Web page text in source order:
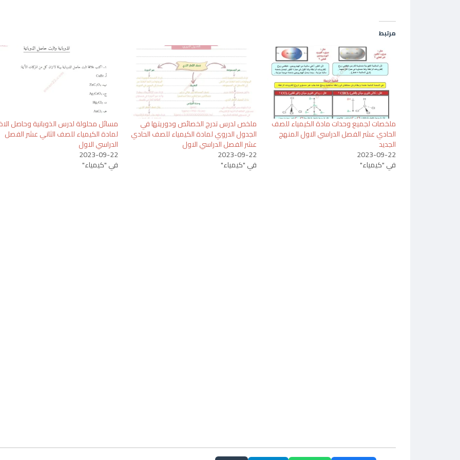
مرتبط
ملخصات لجميع وحدات مادة الكيمياء للصف
الحادي عشر الفصل الدراسي الاول المنهج
الجديد
2023-09-22
في "كيمياء"
ملخص لدرس تدرج الخصائص ودوريتها في
الجدول الدروي لمادة الكيمياء للصف الحادي
عشر الفصل الدراسي الاول
2023-09-22
في "كيمياء"
مسائل محلولة لدرس الذوبانية وحاصل
لمادة الكيمياء للصف الثاني عشر الفصل
الدراسي الاول
2023-09-22
في "كيمياء"